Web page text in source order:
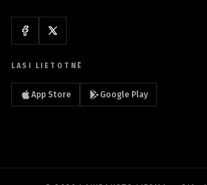
LASI LIETOTNĒ
App Store Google Play